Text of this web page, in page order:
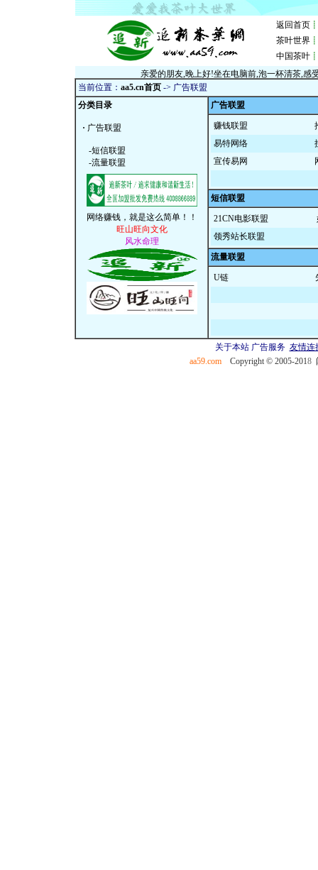
当前位置： aa5.cn首页 -> 广告联盟
分类目录
· 广告联盟
-短信联盟
-流量联盟
广告联盟
赚钱联盟
易特网络
宣传易网
短信联盟
21CN电影联盟
领秀站长联盟
流量联盟
U链